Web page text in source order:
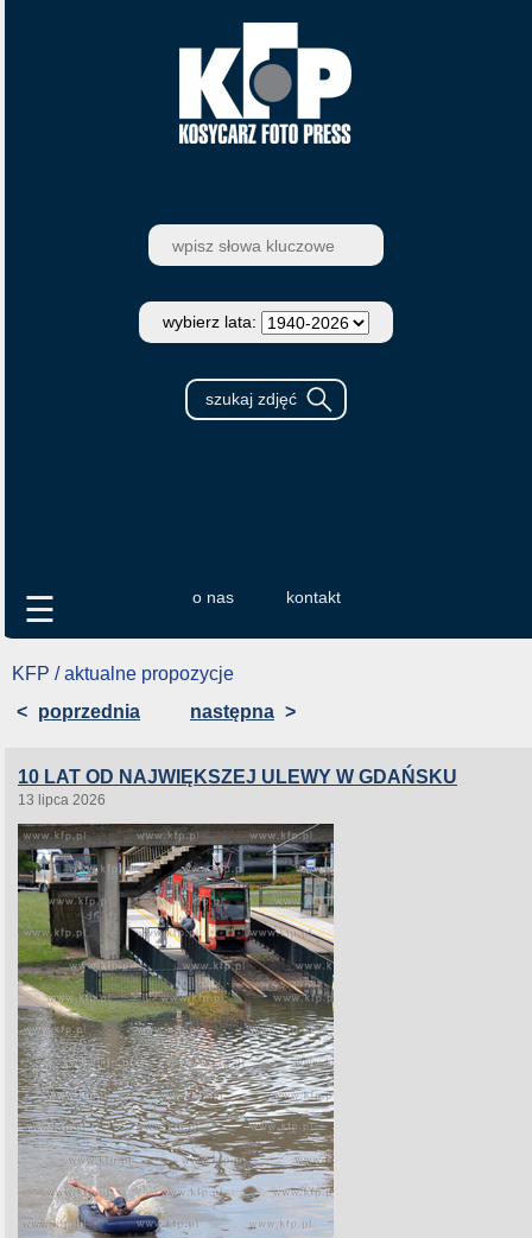
wybierz lata:
o nas kontakt
☰
KFP / aktualne propozycje
< poprzednia następna >
10 LAT OD NAJWIĘKSZEJ ULEWY W GDAŃSKU
13 lipca 2026